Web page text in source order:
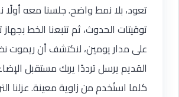
تعود، بلا نمط واضح. جلسنا معه
توقيتات الحدوث، ثم تتبعنا الخط
على مدار يومين، لنكتشف أن ريموت
القديم يرسل ترددًا يربك مستقبل
كلما استُخدم من زاوية معينة. عزلنا